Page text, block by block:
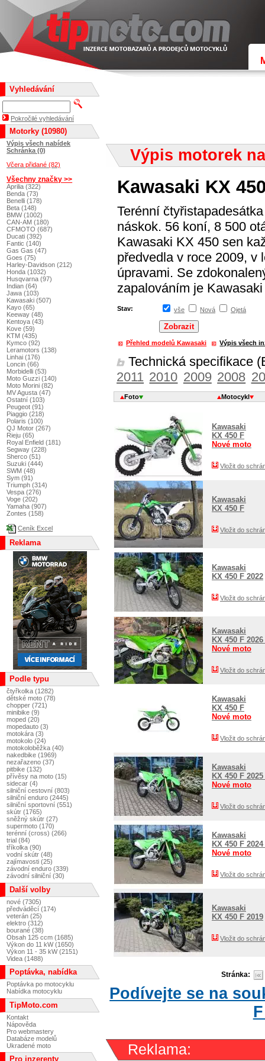
Výpis motorek
Kawasaki KX
Terénní
náskok. 56 koní, 8 500
Kawasaki KX 450 sen
předvedla v roce 2009, v
úpravami. Se
zapalováním je
Stav: vše Nová Ojetá
Přehled modelů Kawasaki Výpis všech
Technická specifikace
2011 2010 2009 2008
Foto Motocykl
Kawasaki
KX 450 F
Nové moto
Vložit do
Kawasaki
KX 450 F
Vložit do
Kawasaki
KX 450 F 2022
Vložit do
Kawasaki
KX 450 F
Nové moto
Vložit do
Kawasaki
KX 450 F
Nové moto
Vložit do
Kawasaki
KX 450 F
Nové moto
Vložit do
Kawasaki
KX 450 F
Nové moto
Vložit do
Kawasaki
KX 450 F 2019
Vložit do
Stránka:
Podívejte se na
Reklama:
Vyhledávání
Pokročilé vyhledávání
Motorky (10980)
Výpis všech nabídek
Schránka (0)
Včera přidané (82)
Všechny značky >>
Aprilia (322)
Benda (73)
Benelli (178)
Beta (148)
BMW (1002)
CAN-AM (180)
CFMOTO (687)
Ducati (392)
Fantic (140)
Gas Gas (47)
Goes (75)
Harley-Davidson (212)
Honda (1032)
Husqvarna (97)
Indian (64)
Jawa (103)
Kawasaki (507)
Kayo (65)
Keeway (48)
Kentoya (43)
Kove (59)
KTM (435)
Kymco (92)
Leramotors (138)
Linhai (176)
Loncin (66)
Morbidelli (53)
Moto Guzzi (140)
Moto Morini (82)
MV Agusta (47)
Ostatní (103)
Peugeot (91)
Piaggio (218)
Polaris (100)
QJ Motor (267)
Rieju (65)
Royal Enfield (181)
Segway (228)
Sherco (51)
Suzuki (444)
SWM (48)
Sym (91)
Triumph (314)
Vespa (276)
Voge (202)
Yamaha (907)
Zontes (158)
Ceník Excel
Reklama
Podle typu
čtyřkolka (1282)
dětské moto (78)
chopper (721)
minibike (9)
moped (20)
mopedauto (3)
motokára (3)
motokolo (24)
motokoloběžka (40)
nakedbike (1969)
nezařazeno (37)
pitbike (132)
přívěsy na moto (15)
sidecar (4)
silniční cestovní (803)
silniční enduro (2445)
silniční sportovní (551)
skútr (1765)
sněžný skútr (27)
supermoto (170)
terénní (cross) (266)
trial (84)
tříkolka (90)
vodní skútr (48)
zajímavosti (25)
závodní enduro (339)
závodní silniční (30)
Další volby
nové (7305)
předváděcí (174)
veterán (25)
elektro (312)
bourané (38)
Obsah 125 ccm (1685)
Výkon do 11 kW (1650)
Výkon 11 - 35 kW (2151)
Videa (1488)
Poptávka, nabídka
Poptávka po motocyklu
Nabídka motocyklu
TipMoto.com
Kontakt
Nápověda
Pro webmastery
Databáze modelů
Ukradené moto
Pro inzerenty